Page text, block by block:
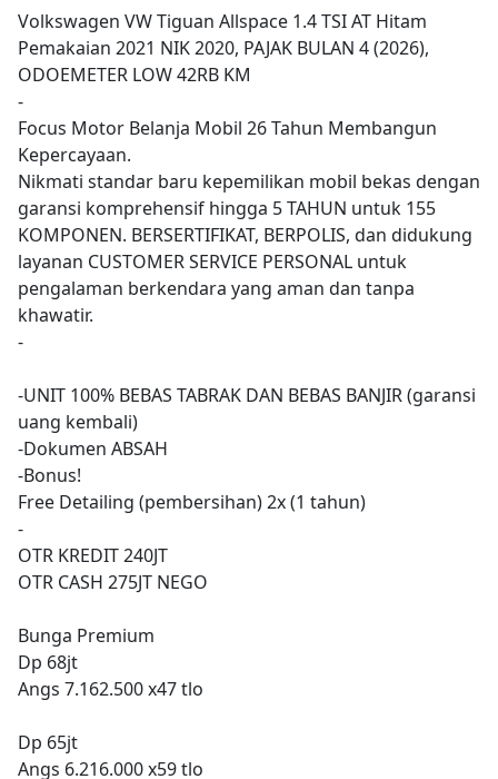
Volkswagen VW Tiguan Allspace 1.4 TSI AT Hitam
Pemakaian 2021 NIK 2020, PAJAK BULAN 4 (2026),
ODOEMETER LOW 42RB KM
-
Focus Motor Belanja Mobil 26 Tahun Membangun
Kepercayaan.
Nikmati standar baru kepemilikan mobil bekas dengan
garansi komprehensif hingga 5 TAHUN untuk 155
KOMPONEN. BERSERTIFIKAT, BERPOLIS, dan didukung
layanan CUSTOMER SERVICE PERSONAL untuk
pengalaman berkendara yang aman dan tanpa
khawatir.
-
-UNIT 100% BEBAS TABRAK DAN BEBAS BANJIR (garansi
uang kembali)
-Dokumen ABSAH
-Bonus!
Free Detailing (pembersihan) 2x (1 tahun)
-
OTR KREDIT 240JT
OTR CASH 275JT NEGO
Bunga Premium
Dp 68jt
Angs 7.162.500 x47 tlo
Dp 65jt
Angs 6.216.000 x59 tlo